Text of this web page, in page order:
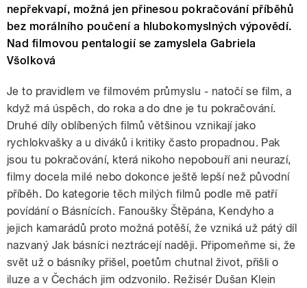
nepřekvapí, možná jen přinesou pokračování příběhů
bez morálního poučení a hlubokomyslných výpovědí.
Nad filmovou pentalogií se zamyslela Gabriela
Všolková
Je to pravidlem ve filmovém průmyslu - natočí se film, a
když má úspěch, do roka a do dne je tu pokračování.
Druhé díly oblíbených filmů většinou vznikají jako
rychlokvašky a u diváků i kritiky často propadnou. Pak
jsou tu pokračování, která nikoho nepobouří ani neurazí,
filmy docela milé nebo dokonce ještě lepší než původní
příběh. Do kategorie těch milých filmů podle mě patří
povídání o Básnících. Fanoušky Štěpána, Kendyho a
jejich kamarádů proto možná potěší, že vzniká už pátý díl
nazvaný Jak básníci neztrácejí naději. Připomeňme si, že
svět už o básníky přišel, poetům chutnal život, přišli o
iluze a v Čechách jim odzvonilo. Režisér Dušan Klein